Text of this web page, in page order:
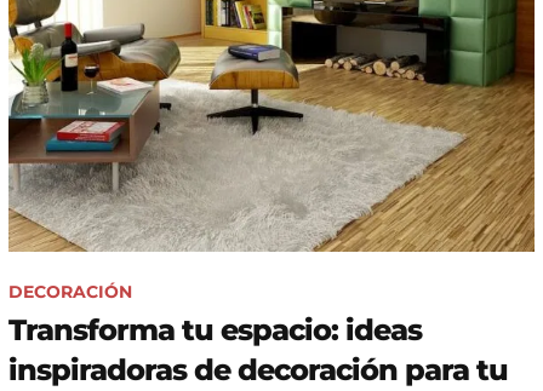
DECORACIÓN
Transforma tu espacio: ideas
inspiradoras de decoración para tu